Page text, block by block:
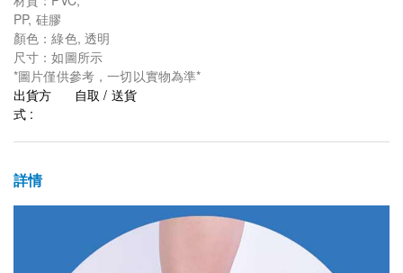
PP, 硅膠
顏色：綠色, 透明
尺寸：如圖所示
*圖片僅供參考，一切以實物為準*
出貨方
式 :
自取 / 送貨
詳情